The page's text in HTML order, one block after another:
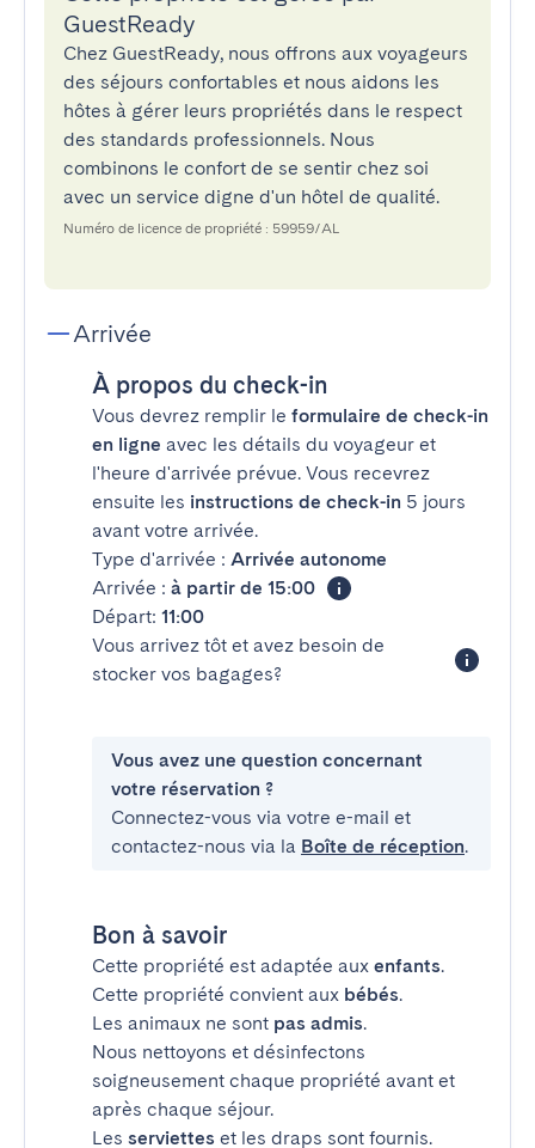
GuestReady
Chez GuestReady, nous offrons aux voyageurs
des séjours confortables et nous aidons les
hôtes à gérer leurs propriétés dans le respect
des standards professionnels. Nous
combinons le confort de se sentir chez soi
avec un service digne d'un hôtel de qualité.
Numéro de licence de propriété : 59959/AL
Arrivée
À propos du check-in
Vous devrez remplir le formulaire de check-in
en ligne avec les détails du voyageur et
l'heure d'arrivée prévue. Vous recevrez
ensuite les instructions de check-in 5 jours
avant votre arrivée.
Type d'arrivée : Arrivée autonome
Arrivée : à partir de 15:00
Départ: 11:00
Vous arrivez tôt et avez besoin de
stocker vos bagages?
Vous avez une question concernant
votre réservation ?
Connectez-vous via votre e-mail et
contactez-nous via la Boîte de réception.
Bon à savoir
Cette propriété est adaptée aux enfants.
Cette propriété convient aux bébés.
Les animaux ne sont pas admis.
Nous nettoyons et désinfectons
soigneusement chaque propriété avant et
après chaque séjour.
Les serviettes et les draps sont fournis.